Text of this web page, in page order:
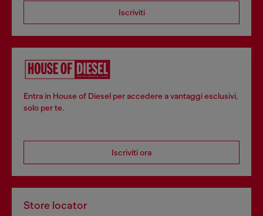
Iscriviti
Entra in House of Diesel per accedere a vantaggi esclusivi,
solo per te.
Iscriviti ora
Store locator